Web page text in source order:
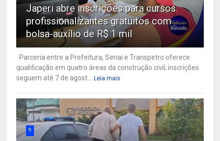
Japeri abre inscrições para cursos
profissionalizantes gratuitos com
bolsa-auxílio de R$ 1 mil
Parceria entre a Prefeitura, Senai e Transpetro oferece
qualificação em quatro áreas da construção civil; inscrições
seguem até 7 de agost... Leia mais
9